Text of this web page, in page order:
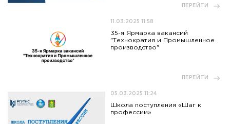
ПЕРЕЙТИ
11.03.2025 11:58
35-я Ярмарка вакансий
"Технократия и Промышленное
производство"
ПЕРЕЙТИ
05.03.2025 11:24
Школа поступления «Шаг к
профессии»